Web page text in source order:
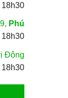
18h30
Phú
18h30
Đông
18h30